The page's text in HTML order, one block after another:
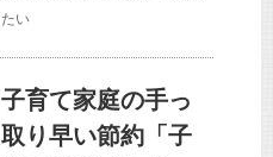
たい
子育て家庭の手っ
取り早い節約「子